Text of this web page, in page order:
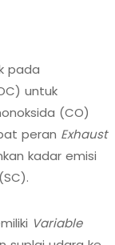
pada
untuk
(CO)
peran Exhaust
kadar emisi
(SC).
Variable